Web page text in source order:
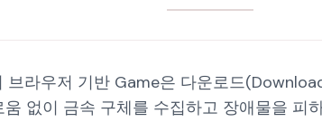
브라우저 기반 Game은 다운로드
없이 금속 구체를 수집하고 장애물을 피